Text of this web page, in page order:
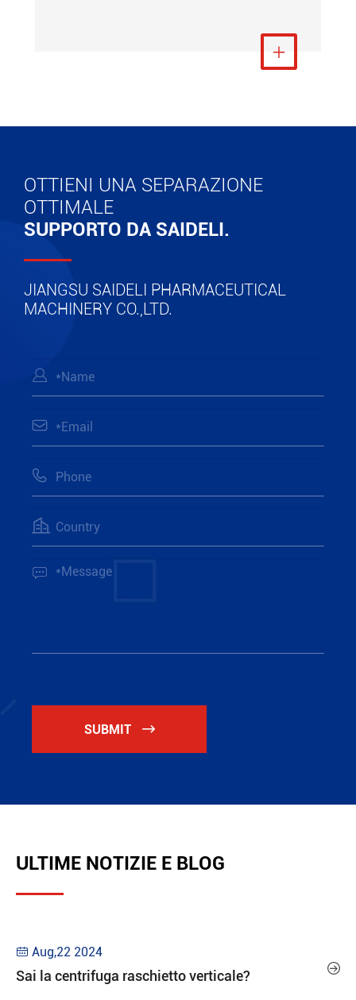
Visualizza altro

OTTIENI UNA SEPARAZIONE
OTTIMALE
SUPPORTO DA SAIDELI.
JIANGSU SAIDELI PHARMACEUTICAL
MACHINERY CO.,LTD.





SUBMIT 
ULTIME NOTIZIE E BLOG
 Aug,22 2024
Sai la centrifuga raschietto verticale? 